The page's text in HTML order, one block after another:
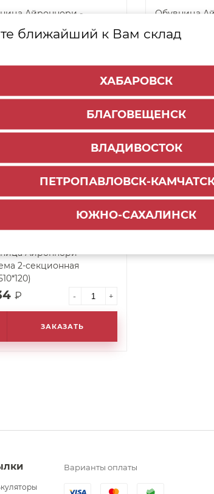
ближайший к Вам склад
ХАБАРОВСК
БЛАГОВЕЩЕНСК
ВЛАДИВОСТОК
ПЕТРОПАВЛОВСК-
ЮЖНО-САХАЛИНСК
Айроннори -
5-секционная
Обувница
(1340*510*120)
Айроннори -
2-секционная
₽ - +
ЗАКАЗАТЬ
Варианты оплаты